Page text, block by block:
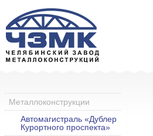
Металлоконструкции
Автомагистраль «Дублер
Курортного проспекта»